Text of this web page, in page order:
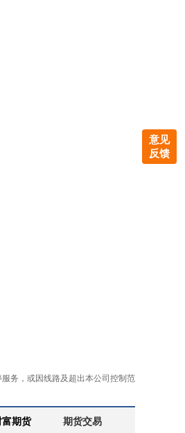
务，或因线路及超出本公司控制范
期货 期货交易
意见
反馈